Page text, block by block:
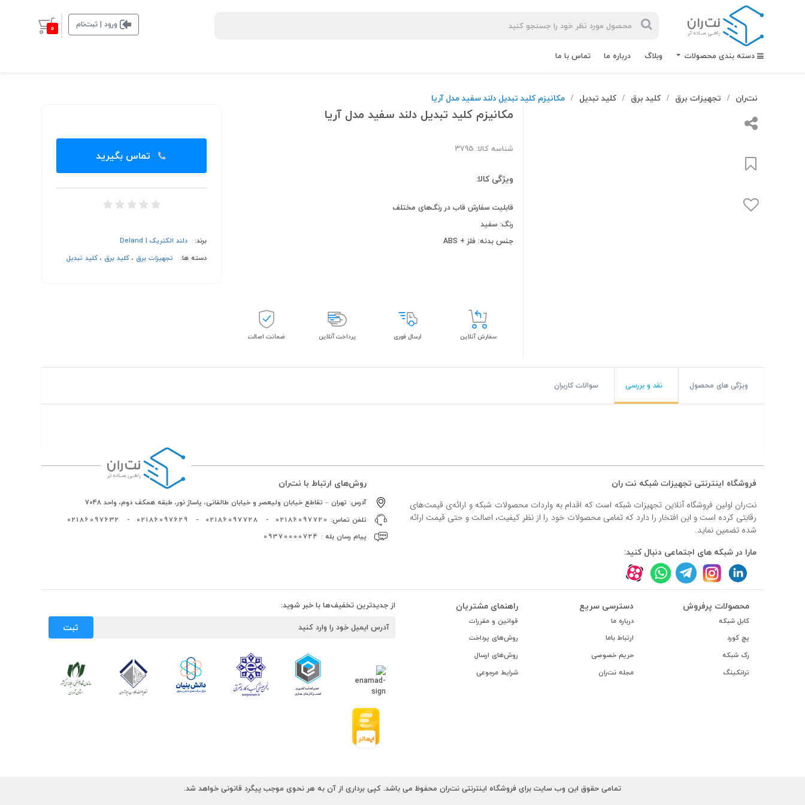
ورود | ثبت‌نام 0
دسته بندی محصولات وبلاگ درباره ما تماس با ما
#ترانکینگ لگراند
#ترانکینگ دانوب
#پچ پنل لگراند
#پچ پنل نگزنس
#داکت ساده
نت‌ران / تجهیزات برق / کلید برق / کلید تبدیل / مکانیزم کلید تبدیل دلند سفید مدل آریا
مکانیزم کلید تبدیل دلند سفید مدل آریا
شناسه کالا: 3795
ویژگی کالا:
قابلیت سفارش قاب‌ در رنگ‌های مختلف
رنگ: سفید
جنس بدنه: فلز + ABS
سفارش آنلاین ارسال فوری پرداخت آنلاین ضمانت اصالت
تماس بگیرید
برند:
دلند الکتریک | Deland
دسته ها:
تجهیزات برق، کلید برق، کلید تبدیل
ویژگی های محصول نقد و بررسی سوالات کاربران
فروشگاه اینترنتی تجهیزات شبکه نت ران
نت‌ران اولین فروشگاه آنلاین تجهیزات شبکه است که اقدام به واردات محصولات شبکه و ارائه‌ی قیمت‌های
رقابتی کرده است و این افتخار را دارد که تمامی محصولات خود را از نظر کیفیت، اصالت و حتی قیمت ارائه
شده تضمین نماید.
مارا در شبکه های اجتماعی دنبال کنید:
روش‌های ارتباط با نت‌ران
آدرس: تهران – تقاطع خیابان ولیعصر و خیابان طالقانی، پاساژ نور، طبقه همکف دوم، واحد 7048
تلفن تماس: 02186097720
-
02186097728
-
02186097629
-
02186097632
پیام رسان بله : 09370000724
محصولات پرفروش
کابل شبکه
پچ کورد
رک شبکه
ترانکینگ
دسترسی سریع
درباره ما
ارتباط باما
حریم خصوصی
مجله نت‌ران
راهنمای مشتریان
قوانین و مقررات
روش‌های پرداخت
روش‌های ارسال
شرایط مرجوعی
از جدیدترین تخفیف‌ها با خبر شوید:
ثبت
تمامی حقوق این وب سایت برای فروشگاه اینترنتی نت‌ران محفوظ می باشد. کپی برداری از آن به هر نحوی موجب پیگرد قانونی خواهد شد.